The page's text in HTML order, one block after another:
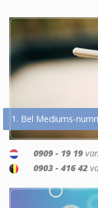
1. Bel Mediums-
0909 - 19 19
0903 - 416 42